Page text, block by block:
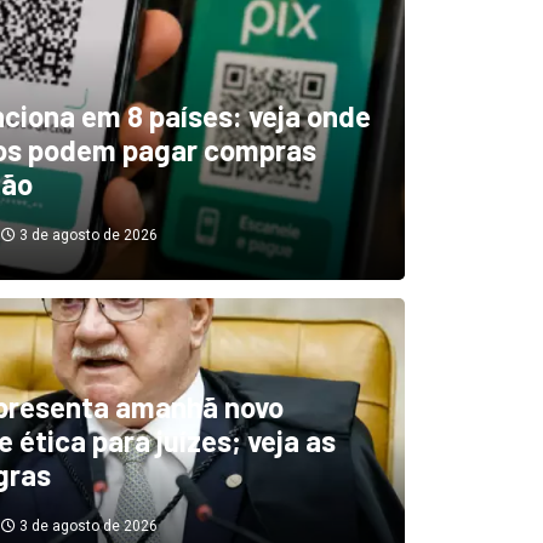
indica El Niño
diminuindo chuvas e
secas de rios
3 de agosto de 2026
em 8 países: veja onde
podem pagar compras
3 de agosto de 2026
amanhã novo
ética para juízes; veja as
3 de agosto de 2026